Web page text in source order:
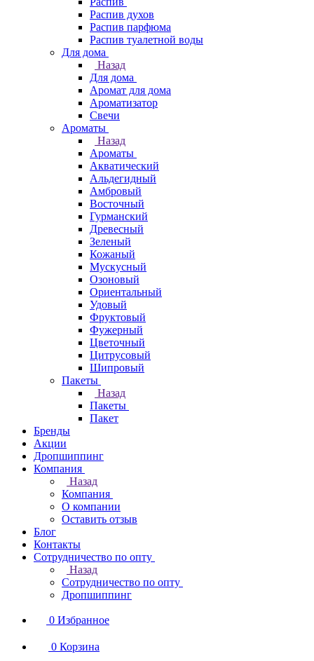
Распив духов
Распив парфюма
Распив туалетной воды
Для дома
Назад
Для дома
Аромат для дома
Ароматизатор
Свечи
Ароматы
Назад
Ароматы
Акватический
Альдегидный
Амбровый
Восточный
Гурманский
Древесный
Зеленый
Кожаный
Мускусный
Озоновый
Ориентальный
Удовый
Фруктовый
Фужерный
Цветочный
Цитрусовый
Шипровый
Пакеты
Назад
Пакеты
Пакет
Бренды
Акции
Дропшиппинг
Компания
Назад
Компания
О компании
Оставить отзыв
Блог
Контакты
Сотрудничество по опту
Назад
Сотрудничество по опту
Дропшиппинг
0 Избранное
0 Корзина